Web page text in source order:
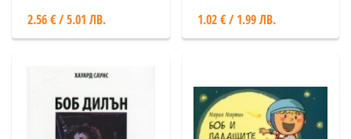
2.56 € / 5.01 ЛВ. 1.02 € / 1.99 ЛВ.